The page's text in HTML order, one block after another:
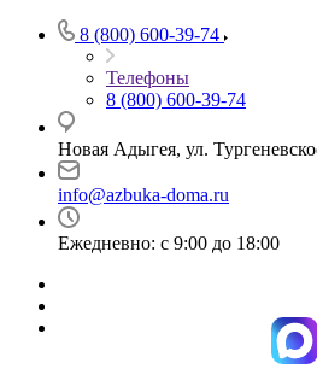
8 (800) 600-39-74
Телефоны
8 (800) 600-39-74
Новая Адыгея, ул.
info@azbuka-doma.ru
Ежедневно: с 9:00 до 18:00